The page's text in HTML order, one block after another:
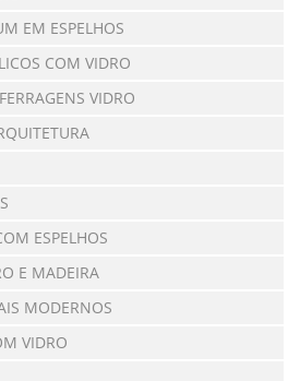
EM ESPELHOS
COM VIDRO
VIDRO
ESPELHOS
E MADEIRA
MODERNOS
VIDRO